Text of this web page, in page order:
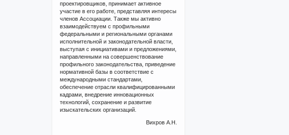
проектировщиков, принимает активное
участие в его работе, представляя интересы
членов Ассоциации. Также мы активно
взаимодействуем с профильными
федеральными и региональными органами
исполнительной и законодательной власти,
выступая с инициативами и предложениями,
направленными на совершенствование
профильного законодательства, приведение
нормативной базы в соответствие с
международными стандартами,
обеспечение отрасли квалифицированными
кадрами, внедрение инновационных
технологий, сохранение и развитие
изыскательских организаций.
Вихров А.Н.